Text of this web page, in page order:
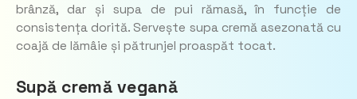
brânză, dar și supa de pui rămasă, în funcție de
consistența dorită. Servește supa cremă asezonată cu
coajă de lămâie și pătrunjel proaspăt tocat.
Supă cremă vegană